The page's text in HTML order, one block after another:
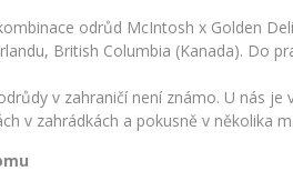
odrůd McIntosh x Golden
British Columbia (Kanada). Do
v zahraničí není známo. U nás
v zahrádkách a pokusně v několika